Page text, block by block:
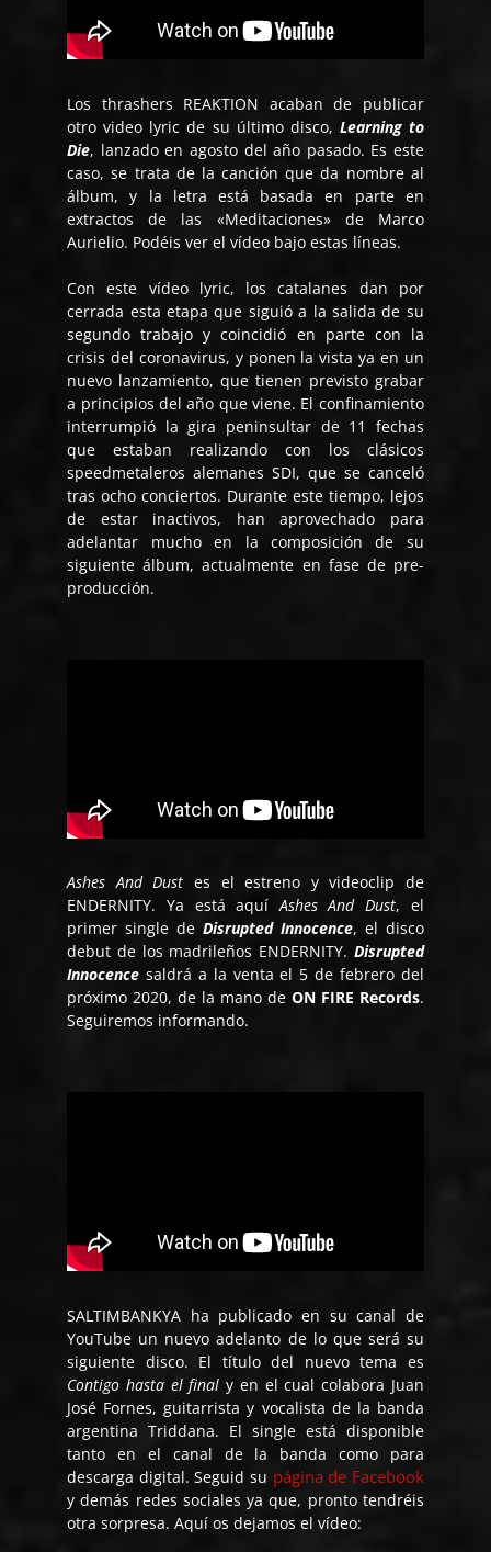
Los thrashers REAKTION acaban de publicar
otro video lyric de su último disco, Learning to
Die, lanzado en agosto del año pasado. Es este
caso, se trata de la canción que da nombre al
álbum, y la letra está basada en parte en
extractos de las «Meditaciones» de Marco
Aurielio. Podéis ver el vídeo bajo estas líneas.
Con este vídeo lyric, los catalanes dan por
cerrada esta etapa que siguió a la salida de su
segundo trabajo y coincidió en parte con la
crisis del coronavirus, y ponen la vista ya en un
nuevo lanzamiento, que tienen previsto grabar
a principios del año que viene. El confinamiento
interrumpió la gira peninsultar de 11 fechas
que estaban realizando con los clásicos
speedmetaleros alemanes SDI, que se canceló
tras ocho conciertos. Durante este tiempo, lejos
de estar inactivos, han aprovechado para
adelantar mucho en la composición de su
siguiente álbum, actualmente en fase de pre-
producción.
Ashes And Dust es el estreno y videoclip de
ENDERNITY. Ya está aquíAshes And Dust, el
primer single de Disrupted Innocence, el disco
debut de los madrileños ENDERNITY. Disrupted
Innocencesaldrá a la venta el 5 de febrero del
próximo 2020, de la mano de ON FIRE Records.
Seguiremos informando.
SALTIMBANKYA ha publicado en su canal de
YouTube un nuevo adelanto de lo que será su
siguiente disco. El título del nuevo tema es
Contigo hasta el final y en el cual colabora Juan
José Fornes, guitarrista y vocalista de la banda
argentina Triddana. El single está disponible
tanto en el canal de la banda como para
descarga digital. Seguid su página de Facebook
y demás redes sociales ya que, pronto tendréis
otra sorpresa. Aquí os dejamos el vídeo: